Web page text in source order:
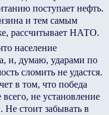
поступает нефть.
и тем самым
рассчитывает НАТО.
население
и, думаю, ударами по
сломить не удастся.
в том, что победа
не установление
стоит забывать в